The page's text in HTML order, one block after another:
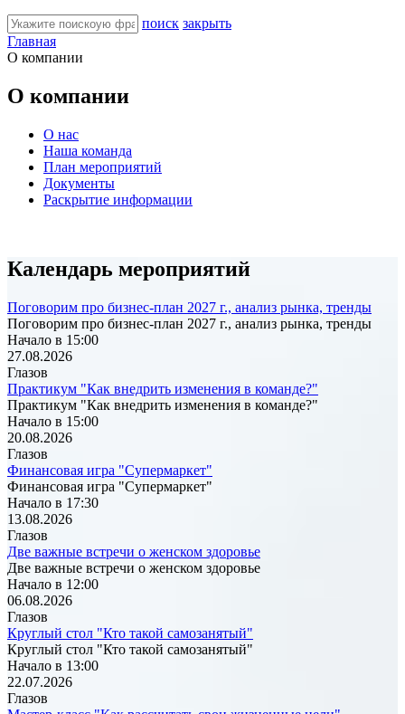
поиск закрыть
Главная
О компании
О компании
О нас
Наша команда
План мероприятий
Документы
Раскрытие информации
Календарь мероприятий
Поговорим про бизнес-план 2027 г., анализ рынка, тренды
Поговорим про бизнес-план 2027 г., анализ рынка, тренды
Начало в 15:00
27.08.2026
Глазов
Практикум "Как внедрить изменения в команде?"
Практикум "Как внедрить изменения в команде?"
Начало в 15:00
20.08.2026
Глазов
Финансовая игра "Супермаркет"
Финансовая игра "Супермаркет"
Начало в 17:30
13.08.2026
Глазов
Две важные встречи о женском здоровье
Две важные встречи о женском здоровье
Начало в 12:00
06.08.2026
Глазов
Круглый стол "Кто такой самозанятый"
Круглый стол "Кто такой самозанятый"
Начало в 13:00
22.07.2026
Глазов